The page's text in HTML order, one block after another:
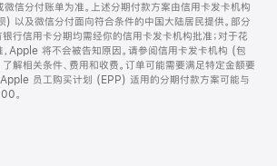
信分付账单为准。上述分期付款方案由信用卡发卡机构
) 以及微信分付面向符合条件的中国大陆居民提供。部分
信用卡分期均需经你的信用卡发卡机构批准；对于花
，Apple 将不会被告知原因。请参阅信用卡发卡机构 (包
解相关条件、费用和收费。订单可能需要满足特定金额要
Apple 员工购买计划 (EPP) 适用的分期付款方案可能与
。